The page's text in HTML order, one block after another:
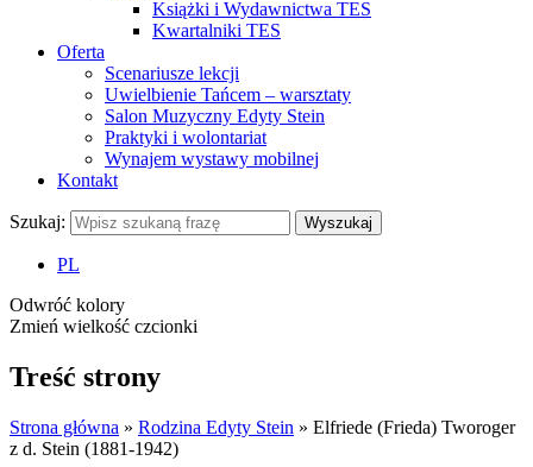
Książki i Wydawnictwa TES
Kwartalniki TES
Oferta
Scenariusze lekcji
Uwielbienie Tańcem – warsztaty
Salon Muzyczny Edyty Stein
Praktyki i wolontariat
Wynajem wystawy mobilnej
Kontakt
Szukaj: Wyszukaj
PL
Odwróć kolory
Zmień wielkość czcionki
Treść strony
Strona główna » Rodzina Edyty Stein » Elfriede (Frieda) Tworoger
z d. Stein (1881-1942)